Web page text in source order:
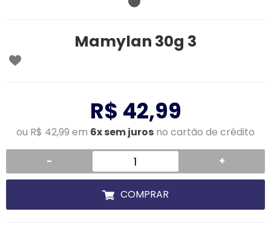
Mamylan 30g 3
R$ 42,99
ou R$ 42,99 em 6x sem juros no cartão de crédito
- +
COMPRAR